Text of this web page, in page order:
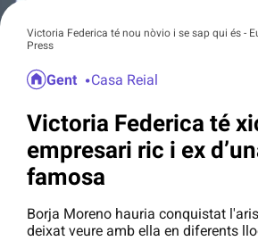
Victoria Federica té nou nòvio i se sap qui és -
Press
Gent Casa Reial
Victoria Federica té
empresari ric i ex
famosa
Borja Moreno hauria conquistat
deixat veure amb ella en diferents